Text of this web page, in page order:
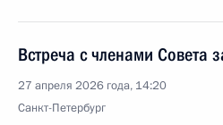
Встреча с членами Совета
27 апреля 2026 года, 14:20
Санкт-Петербург